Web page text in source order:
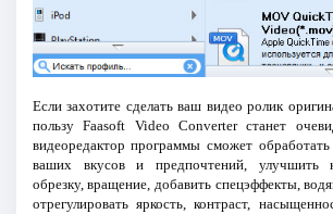
Если захотите сделать ваш видео ролик
пользу Faasoft Video Converter станет
видеоредактор программы сможет
ваших вкусов и предпочтений, улучшить
обрезку, вращение, добавить спецэффекты,
отрегулировать яркость, контраст,